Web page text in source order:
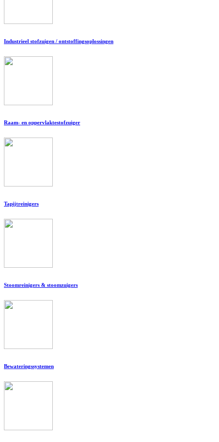
Industrieel stofzuigen / ontstoffingsoplossingen
Raam- en oppervlaktestofzuiger
Tapijtreinigers
Stoomreinigers & stoomzuigers
Bewateringssystemen